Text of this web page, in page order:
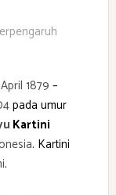
1879 –
pada umur
Kartini
. Kartini
.